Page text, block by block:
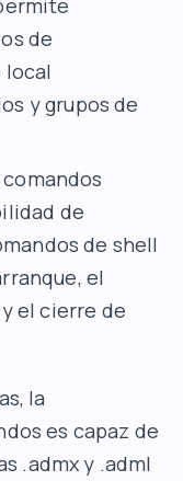
de
local
y grupos de
de
de shell
el
el cierre de
la
es capaz de
.admx y .adml